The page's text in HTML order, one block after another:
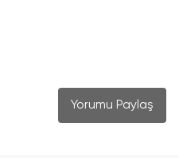
Yorumu Paylaş